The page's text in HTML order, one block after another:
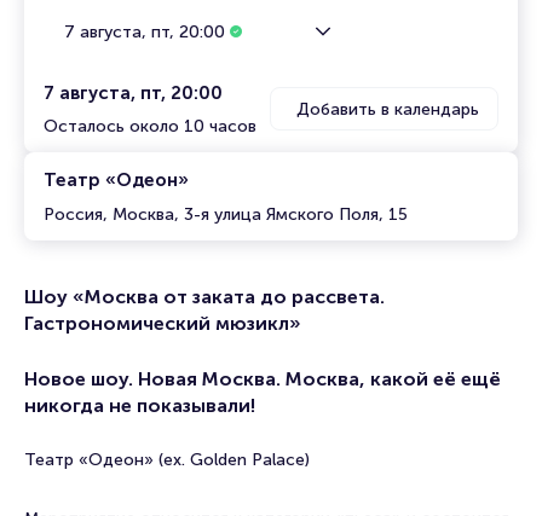
7 августа, пт, 20:00
7 августа, пт, 20:00
Осталось около 10 часов
Добавить в календарь
Театр «Одеон»
Россия, Москва, 3-я улица Ямского Поля, 15
Шоу «Москва от заката до рассвета.
Гастрономический мюзикл»
Новое шоу. Новая Москва. Москва, какой её ещё
никогда не показывали!
Театр «Одеон» (ex. Golden Palace)